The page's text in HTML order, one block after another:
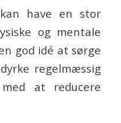
have en stor
og mentale
god idé at sørge
regelmæssig
at reducere